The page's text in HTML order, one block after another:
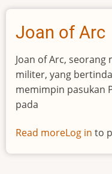
Joan of Arc
Joan of Arc,
militer, yang
memimpin pasukan
pada
Read moreabout
Log in to